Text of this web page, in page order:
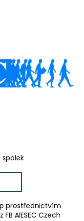
spolek
prostřednictvím
AIESEC Czech